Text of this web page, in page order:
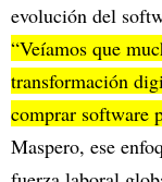
evolución del
“Veíamos que
transformación
comprar software
Maspero, ese